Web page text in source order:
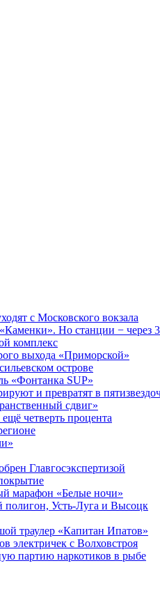
с Московского вокзала
Но станции − через 3
комплекс
выхода «Приморской»
острове
«Фонтанка SUP»
и превратят в
сдвиг»
четверть процента
Главгосэкспертизой
марафон «Белые ночи»
полигон, Усть-Луга и Высоцк
траулер «Капитан Ипатов»
электричек с Волховстроя
партию наркотиков в рыбе